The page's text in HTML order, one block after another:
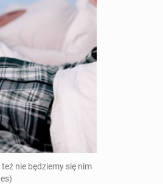
nie bę­dzie­my się nim